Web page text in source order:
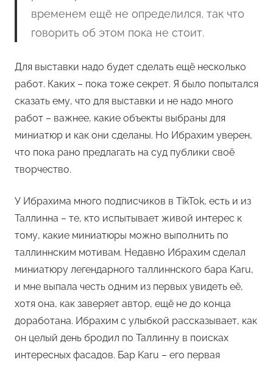
временем ещё не определился, так что
говорить об этом пока не стоит.
Для выставки надо будет сделать ещё несколько
работ. Каких – пока тоже секрет. Я было попытался
сказать ему, что для выставки и не надо много
работ – важнее, какие объекты выбраны для
миниатюр и как они сделаны. Но Ибрахим уверен,
что пока рано предлагать на суд публики своё
творчество.
У Ибрахима много подписчиков в TikTok, есть и из
Таллинна – те, кто испытывает живой интерес к
тому, какие миниатюры можно выполнить по
таллиннским мотивам. Недавно Ибрахим сделал
миниатюру легендарного таллиннского бара Karu,
и мне выпала честь одним из первых увидеть её,
хотя она, как заверяет автор, ещё не до конца
доработана. Ибрахим с улыбкой рассказывает, как
он целый день бродил по Таллинну в поисках
интересных фасадов. Бар Karu – его первая